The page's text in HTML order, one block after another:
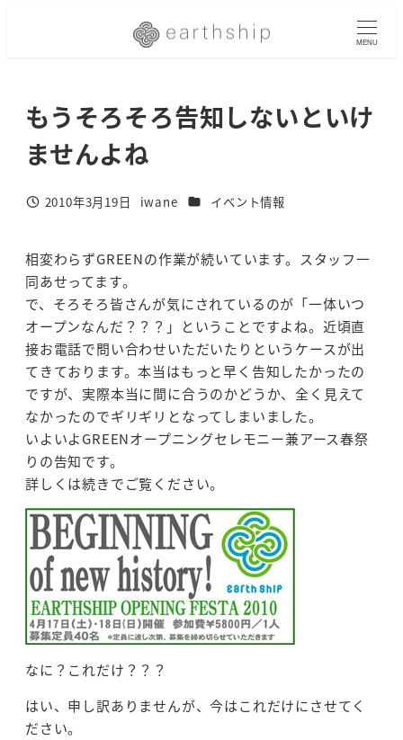
MENU
もうそろそろ告知しないといけ
ませんよね
投稿日2010年3月19日
著
iwane カテゴリー
イベント情報
相変わらずGREENの作業が続いています。スタッフ一
同あせってます。
で、そろそろ皆さんが気にされているのが「一体いつ
オープンなんだ？？？」ということですよね。近頃直
接お電話で問い合わせいただいたりというケースが出
てきております。本当はもっと早く告知したかったの
ですが、実際本当に間に合うのかどうか、全く見えて
なかったのでギリギリとなってしまいました。
いよいよGREENオープニングセレモニー兼アース春祭
りの告知です。
詳しくは続きでご覧ください。
なに？これだけ？？？
はい、申し訳ありませんが、今はこれだけにさせてく
ださい。